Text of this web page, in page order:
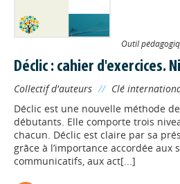
Outil
Déclic : cahier d'exercices.
Collectif d'auteurs // Clé
Déclic est une nouvelle méthode
débutants. Elle comporte trois
chacun. Déclic est claire par sa
grâce à l’importance accordée aux
communicatifs, aux act[...]